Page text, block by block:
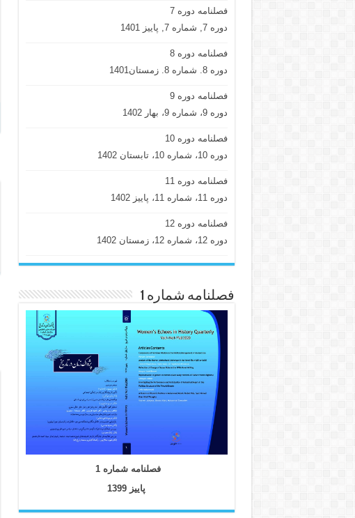
فصلنامه دوره 7
دوره 7, شماره 7, پاییز 1401
فصلنامه دوره 8
دوره 8. شماره 8. زمستان1401
فصلنامه دوره 9
دوره 9، شماره 9، بهار 1402
فصلنامه دوره 10
دوره 10، شماره 10، تابستان 1402
فصلنامه دوره 11
دوره 11، شماره 11، پاییز 1402
فصلنامه دوره 12
دوره 12، شماره 12، زمستان 1402
فصلنامه شماره 1
فصلنامه شماره 1
پاییز 1399